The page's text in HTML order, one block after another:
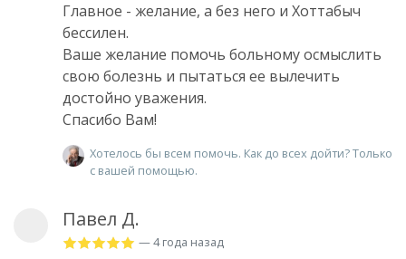
Главное - желание, а без него и Хоттабыч
бессилен.
Ваше желание помочь больному осмыслить
свою болезнь и пытаться ее вылечить
достойно уважения.
Спасибо Вам!
Хотелось бы всем помочь. Как до всех дойти? Только
с вашей помощью.
Павел Д.
— 4 года назад